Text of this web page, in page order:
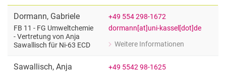
Dormann, Gabriele
FB 11 - FG Umweltchemie
- Vertretung von Anja
Sawallisch für Ni-63 ECD
+49 554 298-1672
dormann[at]uni-kassel[dot]de
Weitere Informationen
zu Gabriele Dormann
Sawallisch, Anja
+49 5542 98-1625